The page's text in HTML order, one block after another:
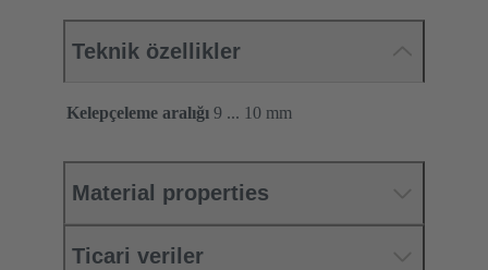
Teknik özellikler
Kelepçeleme aralığı 9 ... 10 mm
Material properties
Ticari veriler